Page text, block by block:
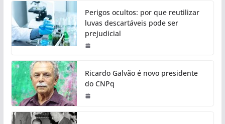
Perigos ocultos: por que reutilizar
luvas descartáveis pode ser
prejudicial
Ricardo Galvão é novo presidente
do CNPq